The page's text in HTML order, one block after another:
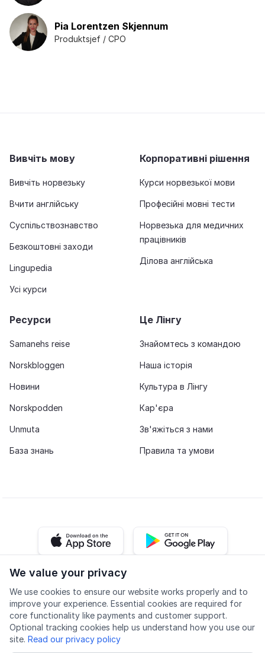
Pia Lorentzen Skjennum
Produktsjef / CPO
We value your privacy
We use cookies to ensure our website works properly and to
improve your experience. Essential cookies are required for
core functionality like payments and customer support.
Optional tracking cookies help us understand how you use our
site. Read our privacy policy
Вивчіть мову
Вивчіть норвезьку
Вчити англійську
Суспільствознавство
Безкоштовні заходи
Lingupedia
Усі курси
Корпоративні рішення
Курси норвезької мови
Професійні мовні тести
Норвезька для медичних
працівників
Ділова англійська
Ресурси
Samanehs reise
Norskbloggen
Новини
Norskpodden
Unmuta
База знань
Це Лінгу
Знайомтесь з командою
Наша історія
Культура в Лінгу
Кар'єра
Зв'яжіться з нами
Правила та умови
iOS app Android app
FacebookInstagramYoutubeLinkedIn